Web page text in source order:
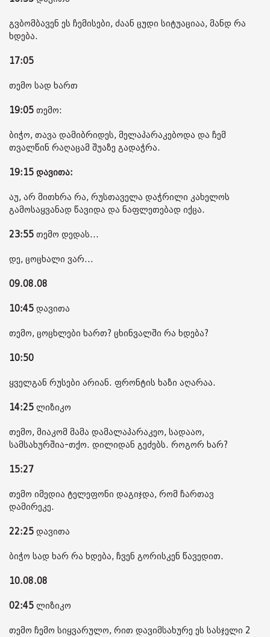
გვბომბავენ ეს ჩემისები, ძაან ცუდი სიტუაციაა, მანდ რა
ხდება.
17:05
თემო სად ხართ
19:05 თემო:
ბიჭო, თავა დამიბრიდეს, მელაპარაკებოდა და ჩემ
თვალწინ რაღაცამ შუაზე გადაჭრა.
19:15 დავითა:
აუ, არ მითხრა რა, რუსთაველა დაჭრილი კახელოს
გამოსაყვანად წავიდა და ნაფლეთებად იქცა.
23:55 თემო დედას...
დე, ცოცხალი ვარ...
09.08.08
10:45 დავითა
თემო, ცოცხლები ხართ? ცხინვალში რა ხდება?
10:50
ყველგან რუსები არიან. ფრონტის ხაზი აღარაა.
14:25 ლიზიკო
თემო, მიაკომ მამა დამალაპარაკეო, სადააო,
სამსახურშია-თქო. დილიდან გეძებს. როგორ ხარ?
15:27
თემო იმედია ტელეფონი დაგიჯდა, რომ ჩართავ
დამირეკე.
22:25 დავითა
ბიჭო სად ხარ რა ხდება, ჩვენ გორისკენ წავედით.
10.08.08
02:45 ლიზიკო
თემო ჩემო სიყვარულო, რით დავიმსახურე ეს სასჯელი 2